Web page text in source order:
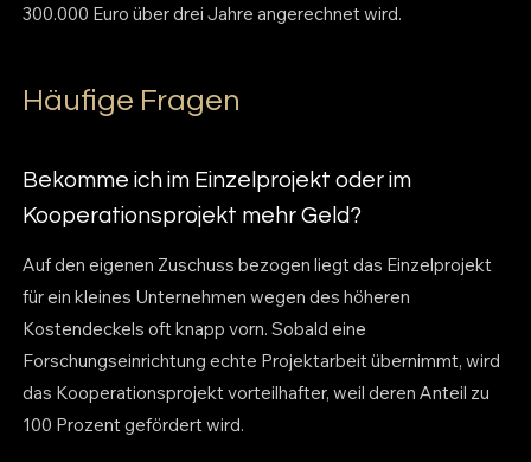
300.000 Euro über drei Jahre angerechnet wird.
Häufige Fragen
Bekomme ich im Einzelprojekt oder im
Kooperationsprojekt mehr Geld?
Auf den eigenen Zuschuss bezogen liegt das Einzelprojekt
für ein kleines Unternehmen wegen des höheren
Kostendeckels oft knapp vorn. Sobald eine
Forschungseinrichtung echte Projektarbeit übernimmt, wird
das Kooperationsprojekt vorteilhafter, weil deren Anteil zu
100 Prozent gefördert wird.